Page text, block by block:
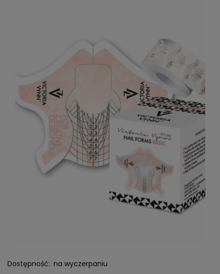
Dostępność: na wyczerpaniu